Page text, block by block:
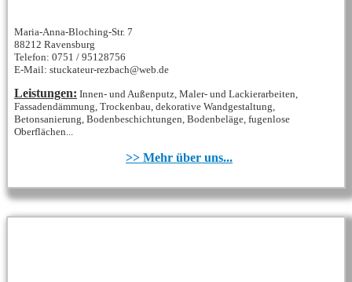
Maria-Anna-Bloching-Str. 7
88212 Ravensburg
Telefon: 0751 / 95128756
E-Mail: stuckateur-rezbach@web.de
Leistungen: Innen- und Außenputz, Maler- und Lackierarbeiten,
Fassadendämmung, Trockenbau, dekorative Wandgestaltung,
Betonsanierung, Bodenbeschichtungen, Bodenbeläge, fugenlose
Oberflächen...
>> Mehr über uns...